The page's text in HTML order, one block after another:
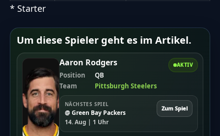
* Starter
Um diese Spieler geht es im Artikel.
AKTIV
Aaron Rodgers
Position
QB
Team
Pittsburgh Steelers
NÄCHSTES SPIEL
@ Green Bay Packers
14. Aug | 1 Uhr
Zum Spiel